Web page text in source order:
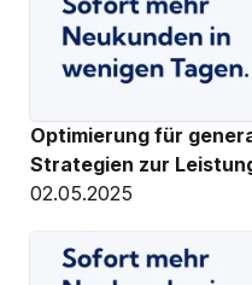
Optimierung für
Strategien zur
02.05.2025